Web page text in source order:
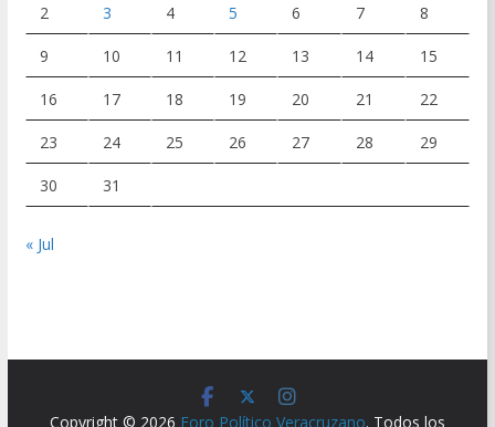
2 3 4 5 6 7 8
9 10 11 12 13 14 15
16 17 18 19 20 21 22
23 24 25 26 27 28 29
30 31
« Jul
Copyright © 2026 Foro Político Veracruzano. Todos los